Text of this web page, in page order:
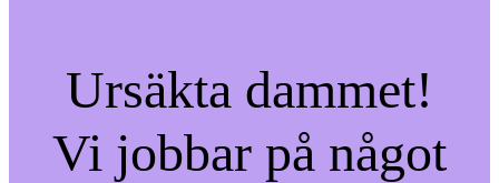
Ursäkta dammet!
Vi jobbar på något